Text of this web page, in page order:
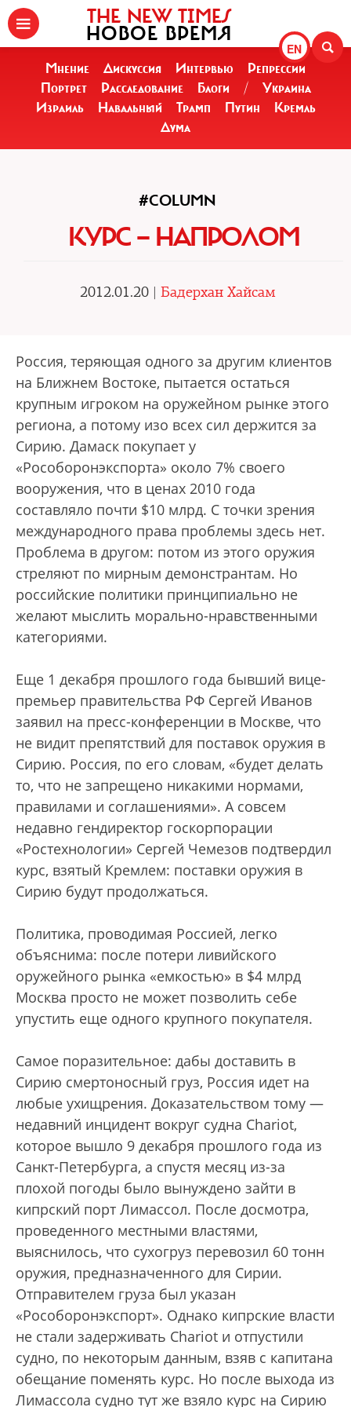
EN
THE NEW TIMES
НОВОЕ ВРЕМЯ
Мнение Дискуссия Интервью
Репрессии
Портрет
Расследование Блоги /
Украина
Израиль
Навальный Трамп Путин
Кремль
Дума
#COLUMN
КУРС — НАПРОЛОМ
2012.01.20 | Бадерхан Хайсам
Россия, теряющая одного за другим клиентов
на Ближнем Востоке, пытается остаться
крупным игроком на оружейном рынке этого
региона, а потому изо всех сил держится за
Сирию. Дамаск покупает у
«Рособоронэкспорта» около 7% своего
вооружения, что в ценах 2010 года
составляло почти $10 млрд. С точки зрения
международного права проблемы здесь нет.
Проблема в другом: потом из этого оружия
стреляют по мирным демонстрантам. Но
российские политики принципиально не
желают мыслить морально-нравственными
категориями.
Еще 1 декабря прошлого года бывший вице-
премьер правительства РФ Сергей Иванов
заявил на пресс-конференции в Москве, что
не видит препятствий для поставок оружия в
Сирию. Россия, по его словам, «будет делать
то, что не запрещено никакими нормами,
правилами и соглашениями». А совсем
недавно гендиректор госкорпорации
«Ростехнологии» Сергей Чемезов подтвердил
курс, взятый Кремлем: поставки оружия в
Сирию будут продолжаться.
Политика, проводимая Россией, легко
объяснима: после потери ливийского
оружейного рынка «емкостью» в $4 млрд
Москва просто не может позволить себе
упустить еще одного крупного покупателя.
Самое поразительное: дабы доставить в
Сирию смертоносный груз, Россия идет на
любые ухищрения. Доказательством тому —
недавний инцидент вокруг судна Chariot,
которое вышло 9 декабря прошлого года из
Санкт-Петербурга, а спустя месяц из-за
плохой погоды было вынуждено зайти в
кипрский порт Лимассол. После досмотра,
проведенного местными властями,
выяснилось, что сухогруз перевозил 60 тонн
оружия, предназначенного для Сирии.
Отправителем груза был указан
«Рособоронэкспорт». Однако кипрские власти
не стали задерживать Chariot и отпустили
судно, по некоторым данным, взяв с капитана
обещание поменять курс. Но после выхода из
Лимассола судно тут же взяло курс на Сирию